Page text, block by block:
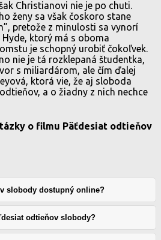
Christianovi nie je po chuti.
ženy sa však čoskoro stane
pretože z minulosti sa vynorí
ktorý má s oboma
je schopný urobiť čokoľvek.
nie je tá rozklepaná študentka,
s miliardárom, ale čím ďalej
ktorá vie, že aj sloboda
a o žiadny z nich nechce
o filmu Päťdesiat odtieňov
slobody dostupný online?
odtieňov slobody?